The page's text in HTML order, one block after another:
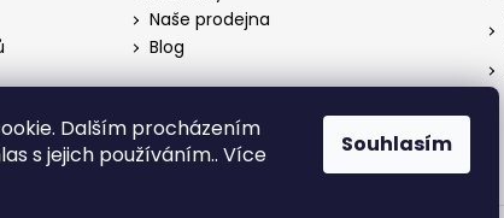
Dalším procházením
s jejich používáním.. Více
Souhlasím
Naše prodejna
Blog